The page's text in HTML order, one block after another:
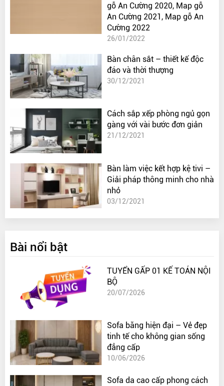
gỗ An Cường 2020, Map gỗ
An Cường 2021, Map gỗ An
Cường 2022
26/01/2022
Bàn chân sắt – thiết kế độc
đáo và thời thượng
30/12/2021
Cách sắp xếp phòng ngủ gọn
gàng với vài bước đơn giản
21/12/2021
Bàn làm việc kết hợp kệ tivi –
Giải pháp thông minh cho nhà
nhỏ
03/12/2021
Bài nổi bật
TUYỂN GẤP 01 KẾ TOÁN NỘI
BỘ
20/07/2026
Sofa băng hiện đại – Vẻ đẹp
tinh tế cho không gian sống
đẳng cấp
10/06/2026
Sofa da cao cấp phong cách